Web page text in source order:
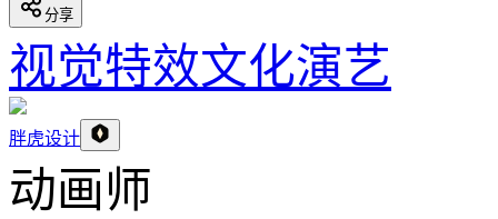
分享
视觉特效文化演艺
胖虎设计
动画师